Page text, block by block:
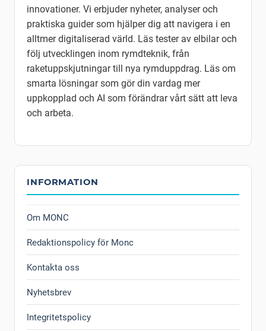
innovationer. Vi erbjuder nyheter, analyser och
praktiska guider som hjälper dig att navigera i en
alltmer digitaliserad värld. Läs tester av elbilar och
följ utvecklingen inom rymdteknik, från
raketuppskjutningar till nya rymduppdrag. Läs om
smarta lösningar som gör din vardag mer
uppkopplad och AI som förändrar vårt sätt att leva
och arbeta.
INFORMATION
Om MONC
Redaktionspolicy för Monc
Kontakta oss
Nyhetsbrev
Integritetspolicy